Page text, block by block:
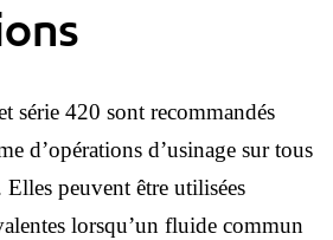
série 420 sont recommandés
d’opérations d’usinage sur tous
peuvent être utilisées
lorsqu’un fluide commun